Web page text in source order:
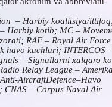
–­ Harbiy­ koalitsiya/
Harbiy kotib; MC –
RAF – Royal Air Force
havo kuchlari; INTERCOS –
– Signallarni xalqaro
Relay League –
Aircraft­Defence­–­Havo­
– Corpus Naval Air